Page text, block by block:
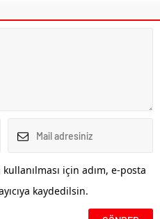
için adım, e-posta
kaydedilsin.